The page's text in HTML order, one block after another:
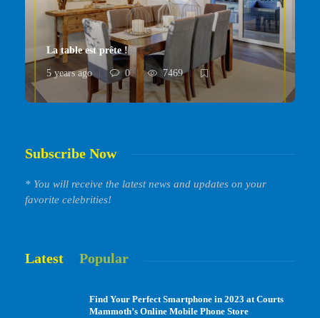
La table est prête !
5 years ago 0 7469
Subscribe Now
* You will receive the latest news and updates on your
favorite celebrities!
Latest Popular
Find Your Perfect Smartphone in 2023 at Courts
Mammoth’s Online Mobile Phone Store